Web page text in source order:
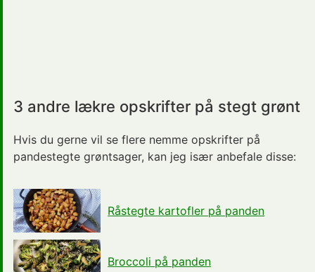
3 andre lækre opskrifter på stegt grønt
Hvis du gerne vil se flere nemme opskrifter på
pandestegte grøntsager, kan jeg især anbefale disse:
Råstegte kartofler på panden
Broccoli på panden